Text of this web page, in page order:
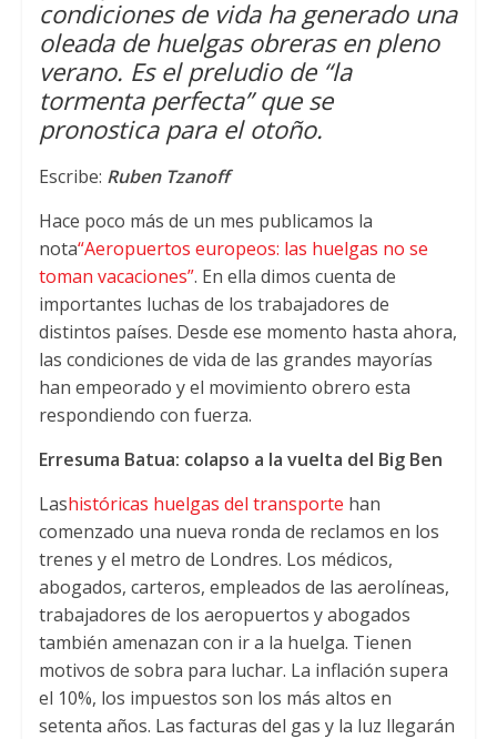
t
s
A
p
t
t
e
r
e
b
o
o
condiciones de vida ha generado una
oleada de huelgas obreras en pleno
verano. Es el preludio de “la
tormenta perfecta” que se
pronostica para el otoño.
Escribe: Ruben Tzanoff
Hace poco más de un mes publicamos la
nota“Aeropuertos europeos: las huelgas no se
toman vacaciones”. En ella dimos cuenta de
importantes luchas de los trabajadores de
distintos países. Desde ese momento hasta ahora,
las condiciones de vida de las grandes mayorías
han empeorado y el movimiento obrero esta
respondiendo con fuerza.
Erresuma Batua: colapso a la vuelta del Big Ben
Lashistóricas huelgas del transporte han
comenzado una nueva ronda de reclamos en los
trenes y el metro de Londres. Los médicos,
abogados, carteros, empleados de las aerolíneas,
trabajadores de los aeropuertos y abogados
también amenazan con ir a la huelga. Tienen
motivos de sobra para luchar. La inflación supera
el 10%, los impuestos son los más altos en
setenta años. Las facturas del gas y la luz llegarán